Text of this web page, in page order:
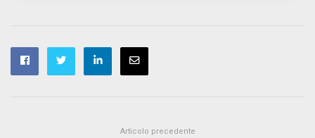
Articolo precedente